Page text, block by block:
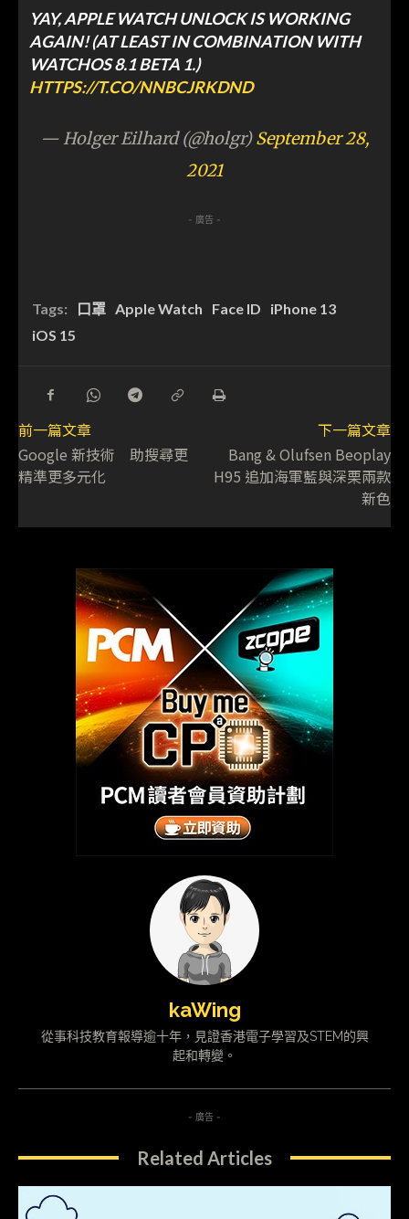
YAY, APPLE WATCH UNLOCK IS WORKING
AGAIN! (AT LEAST IN COMBINATION WITH
WATCHOS 8.1 BETA 1.)
HTTPS://T.CO/NNBCJRKDND
— Holger Eilhard (@holgr)September 28,
2021
- 廣告 -
Tags: 口罩 Apple Watch Face ID
iPhone 13
iOS 15
前一篇文章
Google 新技術 助搜尋更
精準更多元化
下一篇文章
Bang & Olufsen Beoplay
H95 追加海軍藍與深栗兩款
新色
kaWing
從事科技教育報導逾十年，見證香港電子學習及STEM的興
起和轉變。
- 廣告 -
Related Articles